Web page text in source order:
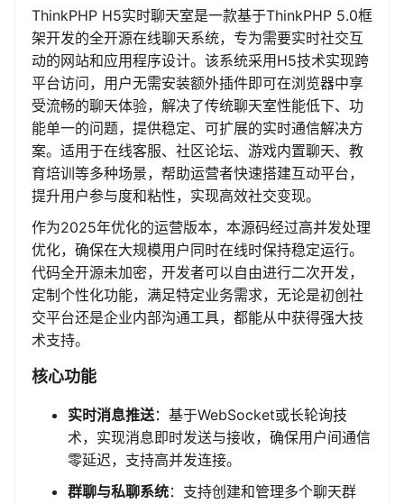
ThinkPHP H5实时聊天室是一款基于ThinkPHP 5.0框
架开发的全开源在线聊天系统，专为需要实时社交互
动的网站和应用程序设计。该系统采用H5技术实现跨
平台访问，用户无需安装额外插件即可在浏览器中享
受流畅的聊天体验，解决了传统聊天室性能低下、功
能单一的问题，提供稳定、可扩展的实时通信解决方
案。适用于在线客服、社区论坛、游戏内置聊天、教
育培训等多种场景，帮助运营者快速搭建互动平台，
提升用户参与度和粘性，实现高效社交变现。
作为2025年优化的运营版本，本源码经过高并发处理
优化，确保在大规模用户同时在线时保持稳定运行。
代码全开源未加密，开发者可以自由进行二次开发，
定制个性化功能，满足特定业务需求，无论是初创社
交平台还是企业内部沟通工具，都能从中获得强大技
术支持。
核心功能
实时消息推送：基于WebSocket或长轮询技
术，实现消息即时发送与接收，确保用户间通信
零延迟，支持高并发连接。
群聊与私聊系统：支持创建和管理多个聊天群